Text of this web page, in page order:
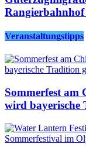
Veranstaltungstipps
Sommerfest am
wird bayerische